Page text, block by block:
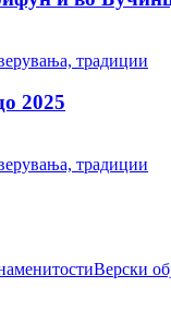
традиции
2025
традиции
Верски